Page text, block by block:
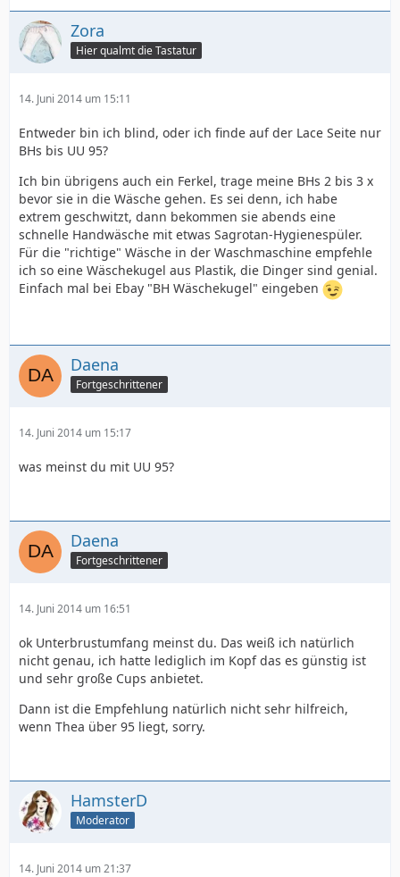
Zora
Hier qualmt die Tastatur
14. Juni 2014 um 15:11
Entweder bin ich blind, oder ich finde auf der Lace Seite nur
BHs bis UU 95?
Ich bin übrigens auch ein Ferkel, trage meine BHs 2 bis 3 x
bevor sie in die Wäsche gehen. Es sei denn, ich habe
extrem geschwitzt, dann bekommen sie abends eine
schnelle Handwäsche mit etwas Sagrotan-Hygienespüler.
Für die "richtige" Wäsche in der Waschmaschine empfehle
ich so eine Wäschekugel aus Plastik, die Dinger sind genial.
Einfach mal bei Ebay "BH Wäschekugel" eingeben
Daena
Fortgeschrittener
14. Juni 2014 um 15:17
was meinst du mit UU 95?
Daena
Fortgeschrittener
14. Juni 2014 um 16:51
ok Unterbrustumfang meinst du. Das weiß ich natürlich
nicht genau, ich hatte lediglich im Kopf das es günstig ist
und sehr große Cups anbietet.
Dann ist die Empfehlung natürlich nicht sehr hilfreich,
wenn Thea über 95 liegt, sorry.
HamsterD
Moderator
14. Juni 2014 um 21:37